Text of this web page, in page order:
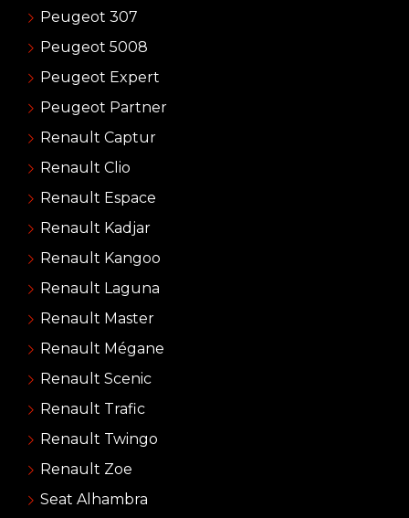
Peugeot 307
Peugeot 5008
Peugeot Expert
Peugeot Partner
Renault Captur
Renault Clio
Renault Espace
Renault Kadjar
Renault Kangoo
Renault Laguna
Renault Master
Renault Mégane
Renault Scenic
Renault Trafic
Renault Twingo
Renault Zoe
Seat Alhambra